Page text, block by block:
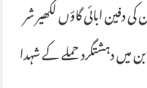
دفین ابائی گاؤں لکھیر شر
دہشتگرد حملے کے شہدا